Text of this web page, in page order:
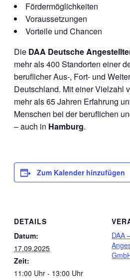
Fördermöglichkeiten
Voraussetzungen
Vorteile und Chancen
Die DAA Deutsche
mehr als 400 Standorten einer
beruflicher Aus-, Fort- und
Deutschland. Mit einer Vielzahl
mehr als 65 Jahren Erfahrung
Menschen bei der beruflichen
– auch in Hamburg.
Zum Kalender hinzufügen
DETAILS
Datum:
17.09.2025
Zeit:
11:00 Uhr - 13:00 Uhr
DAA